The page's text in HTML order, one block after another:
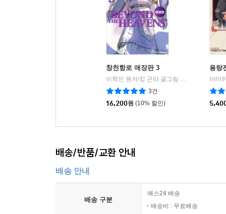
창천항로 애장판 3
이학인 원저/킹 곤타 글그림 | 대원
3건
16,200원 (10% 할인)
용랑
야마
배송/반품/교환 안내
배송 안내
배송 구분
예스24 배송
배송비 : 무료배송